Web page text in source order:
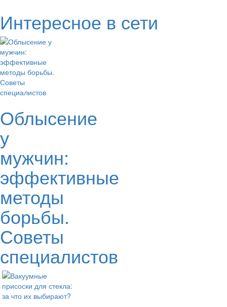
Интересное в сети
Облысение
у
мужчин:
эффективные
методы
борьбы.
Советы
специалистов